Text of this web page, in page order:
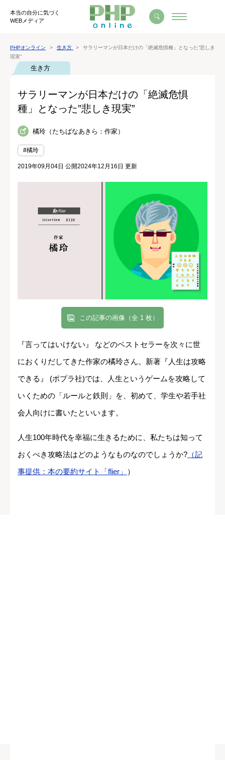
本当の自分に気づく
WEBメディア
PHPオンライン 生き方
サラリーマンが日本だけの「絶滅危惧種」となった”悲しき
現実”
生き方
サラリーマンが日本だけの「絶滅危惧
種」となった”悲しき現実”
橘玲（たちばなあきら：作家）
#橘玲
2019年09月04日 公開2024年12月16日 更新
この記事の画像（全 1 枚）
『言ってはいけない』 などのベストセラーを次々に世
におくりだしてきた作家の橘玲さん。新著『人生は攻略
できる』 (ポプラ社)では、人生というゲームを攻略して
いくための「ルールと鉄則」を、初めて、学生や若手社
会人向けに書いたといいます。
人生100年時代を幸福に生きるために、私たちは知って
おくべき攻略法はどのようなものなのでしょうか? （記
事提供：本の要約サイト「flier」
）